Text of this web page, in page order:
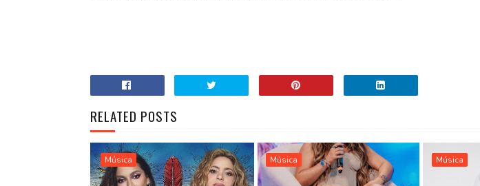
RELATED POSTS
Música Música Música